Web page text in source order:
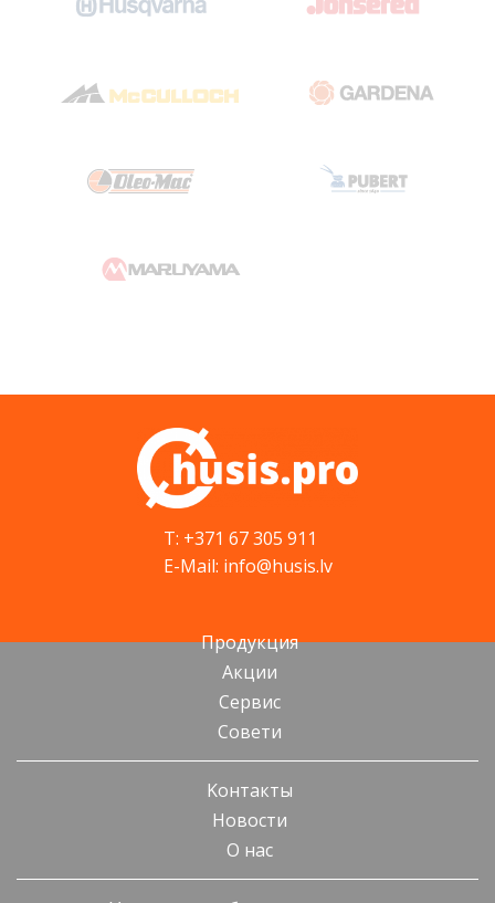
T: +371 67 305 911
E-Mail: info@husis.lv
Продукция
Акции
Cервис
Cовети
Kонтакты
Новости
О нас